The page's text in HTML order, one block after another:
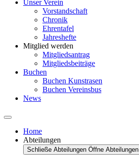
Unser Verein
Vorstandschaft
Chronik
Ehrentafel
Jahreshefte
Mitglied werden
Mitgliedsantrag
Mitgliedsbeiträge
Buchen
Buchen Kunstrasen
Buchen Vereinsbus
News
Home
Abteilungen
Schließe Abteilungen Öffne Abteilungen